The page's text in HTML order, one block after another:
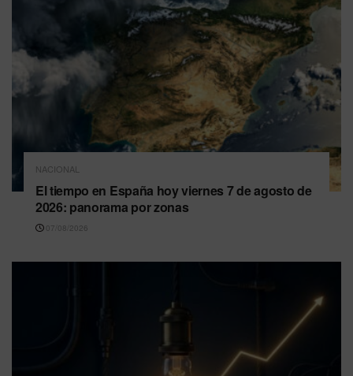
NACIONAL
El tiempo en España hoy viernes 7 de agosto de
2026: panorama por zonas
07/08/2026